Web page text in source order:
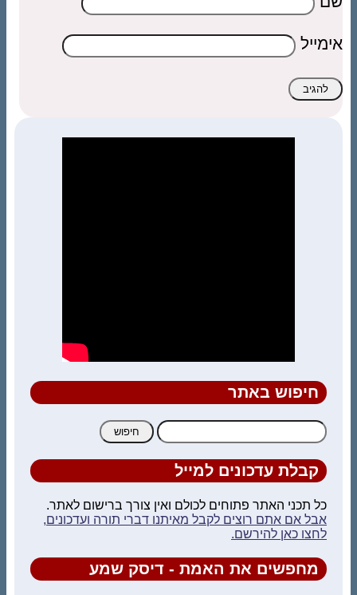
אימייל
חיפוש באתר
חיפוש:
קבלת עדכונים למייל
כל תכני האתר פתוחים לכולם ואין צורך ברישום לאתר.
אבל אם אתם רוצים לקבל מאיתנו דברי תורה ועדכונים,
לחצו כאן להירשם.
מחפשים את האמת - דיסק שמע